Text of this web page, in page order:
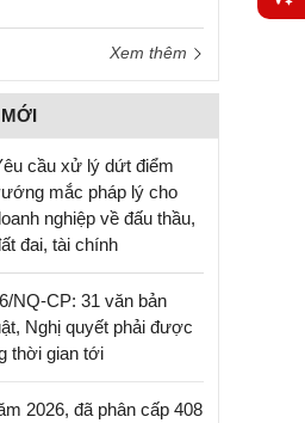
Xem thêm
cầu xử lý dứt điểm
mắc pháp lý cho
nghiệp về đấu thầu,
đai, tài chính
NQ-CP: 31 văn bản
Nghị quyết phải được
thời gian tới
2026, đã phân cấp 408